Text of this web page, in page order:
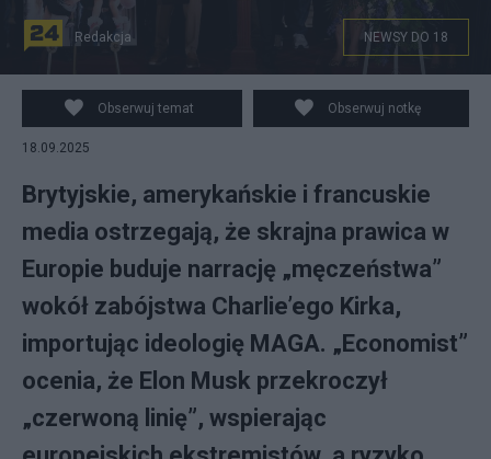
na zdjęciu: pogrzeb Charliego Kirka. fot.
PAP/EPA/ALLISON ROBBERT
Redakcja NEWSY DO 18
Obserwuj temat Obserwuj notkę
18.09.2025
Brytyjskie, amerykańskie i francuskie
media ostrzegają, że skrajna prawica w
Europie buduje narrację „męczeństwa”
wokół zabójstwa Charlie’ego Kirka,
importując ideologię MAGA. „Economist”
ocenia, że Elon Musk przekroczył
„czerwoną linię”, wspierając